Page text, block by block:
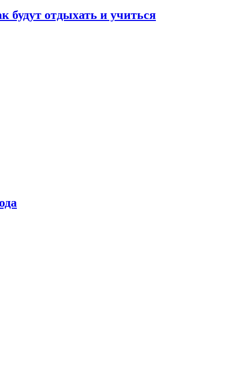
будут отдыхать и учиться